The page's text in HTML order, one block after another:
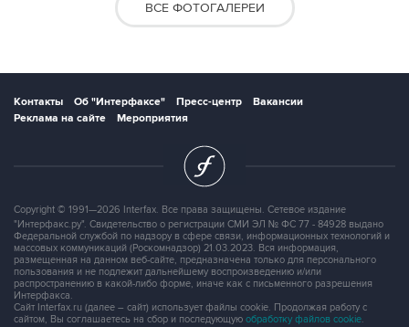
ВСЕ ФОТОГАЛЕРЕИ
Контакты Об "Интерфаксе" Пресс-центр
Вакансии
Реклама на сайте
Мероприятия
Copyright © 1991—2026 Interfax. Все права защищены. Сетевое издание
"Интерфакс.ру". Свидетельство о регистрации СМИ ЭЛ № ФС 77 - 84928 выдано
Федеральной службой по надзору в сфере связи, информационных технологий и
массовых коммуникаций (Роскомнадзор) 21.03.2023. Вся информация,
размещенная на данном веб-сайте, предназначена только для персонального
пользования и не подлежит дальнейшему воспроизведению и/или
распространению в какой-либо форме, иначе как с письменного разрешения
Интерфакса.
Сайт Interfax.ru (далее – сайт) использует файлы cookie. Продолжая работу с
сайтом, Вы соглашаетесь на сбор и последующую обработку файлов cookie.